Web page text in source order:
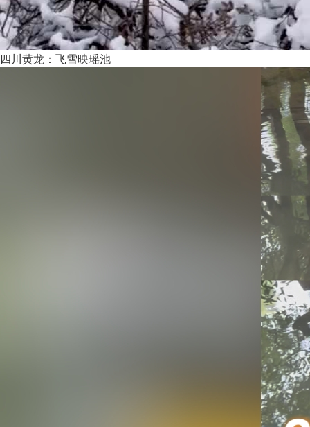
四川黄龙：飞雪映瑶池